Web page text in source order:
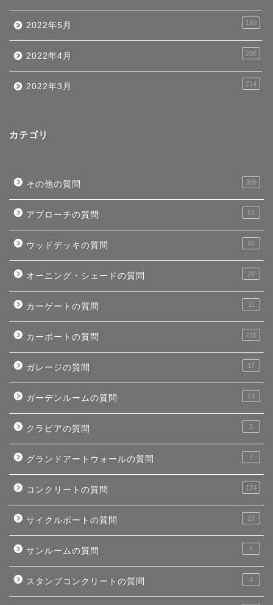
2022年5月 160
2022年4月 256
2022年3月 214
カテゴリ
その他の質問 308
アプローチの質問 61
ウッドデッキの質問 91
オーニング・シェードの質問 20
カーゲートの質問 11
カーポートの質問 216
ガレージの質問 17
ガーデンルームの質問 13
クラピアの質問 2
グランドアートウォールの質問 7
コンクリートの質問 174
サイクルポートの質問 22
サンルームの質問 5
スタンプコンクリートの質問 4